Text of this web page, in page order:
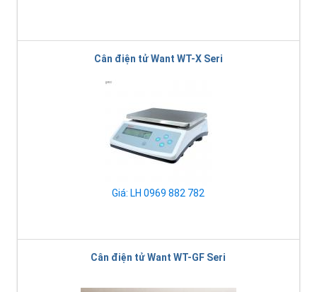
Cân điện tử Want WT-X Seri
Giá: LH 0969 882 782
Cân điện tử Want WT-GF Seri